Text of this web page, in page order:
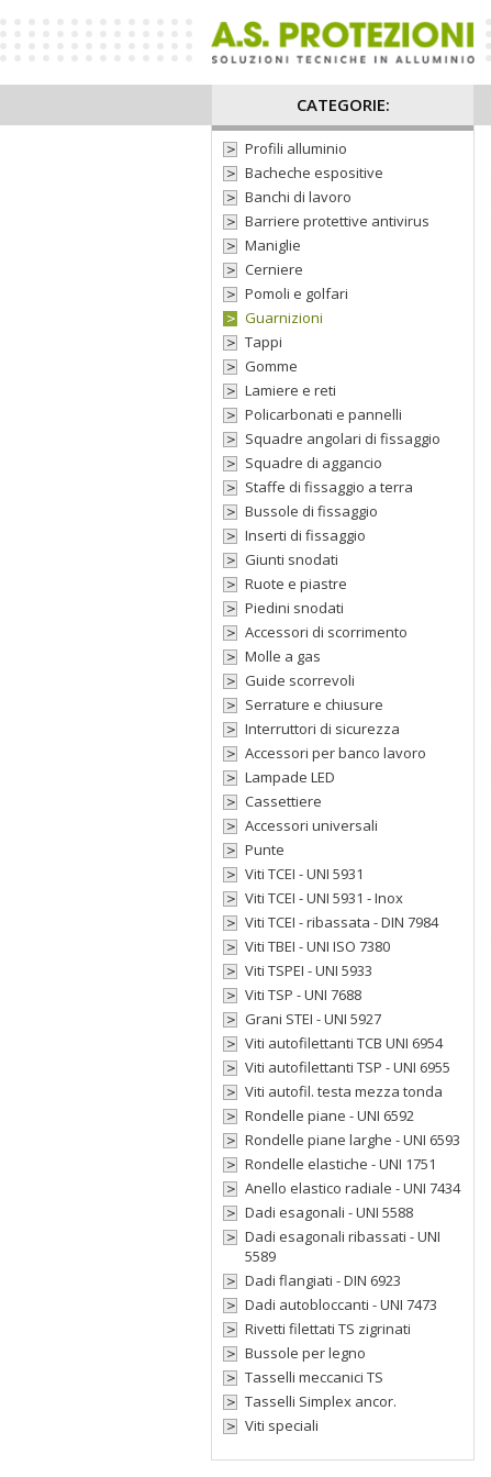
CATEGORIE:
Profili alluminio
Bacheche espositive
Banchi di lavoro
Barriere protettive antivirus
Maniglie
Cerniere
Pomoli e golfari
Guarnizioni
Tappi
Gomme
Lamiere e reti
Policarbonati e pannelli
Squadre angolari di fissaggio
Squadre di aggancio
Staffe di fissaggio a terra
Bussole di fissaggio
Inserti di fissaggio
Giunti snodati
Ruote e piastre
Piedini snodati
Accessori di scorrimento
Molle a gas
Guide scorrevoli
Serrature e chiusure
Interruttori di sicurezza
Accessori per banco lavoro
Lampade LED
Cassettiere
Accessori universali
Punte
Viti TCEI - UNI 5931
Viti TCEI - UNI 5931 - Inox
Viti TCEI - ribassata - DIN 7984
Viti TBEI - UNI ISO 7380
Viti TSPEI - UNI 5933
Viti TSP - UNI 7688
Grani STEI - UNI 5927
Viti autofilettanti TCB UNI 6954
Viti autofilettanti TSP - UNI 6955
Viti autofil. testa mezza tonda
Rondelle piane - UNI 6592
Rondelle piane larghe - UNI 6593
Rondelle elastiche - UNI 1751
Anello elastico radiale - UNI 7434
Dadi esagonali - UNI 5588
Dadi esagonali ribassati - UNI
5589
Dadi flangiati - DIN 6923
Dadi autobloccanti - UNI 7473
Rivetti filettati TS zigrinati
Bussole per legno
Tasselli meccanici TS
Tasselli Simplex ancor.
Viti speciali